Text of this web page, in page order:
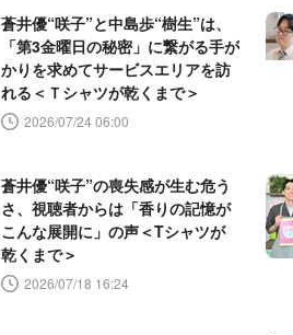
蒼井優“咲子”と中島歩“樹生”は、
「第3金曜日の秘密」に繋がる手が
かりを求めてサービスエリアを訪
れる＜Ｔシャツが乾くまで＞
2026/07/24 06:00
蒼井優“咲子”の喪失感が生む危う
さ、視聴者からは「香りの記憶が
こんな展開に」の声＜Tシャツが
乾くまで＞
2026/07/18 16:24